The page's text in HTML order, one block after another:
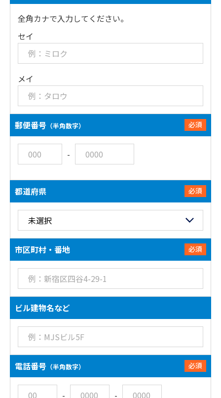
全角カナで入力してください。
セイ
メイ
必須
郵便番号 （半角数字）
-
必須
都道府県
必須
市区町村・番地
ビル建物名など
必須
電話番号 （半角数字）
- -